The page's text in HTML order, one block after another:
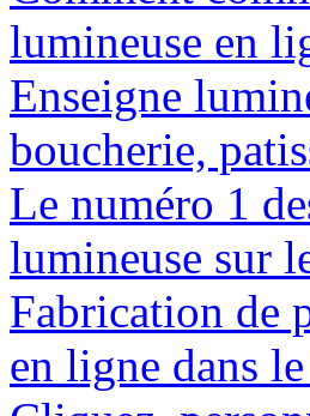
lumineuse en
Enseigne
boucherie,
Le numéro 1
lumineuse sur
Fabrication de
en ligne dans